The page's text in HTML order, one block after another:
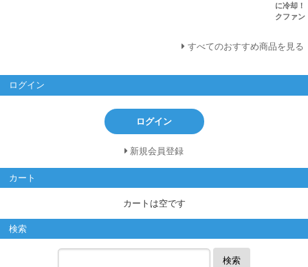
に冷却
クファン
すべてのおすすめ商品を見る
ログイン
ログイン
新規会員登録
カート
カートは空です
検索
検索